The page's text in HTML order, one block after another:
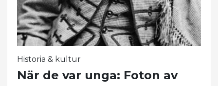
Historia & kultur
När de var unga: Foton av